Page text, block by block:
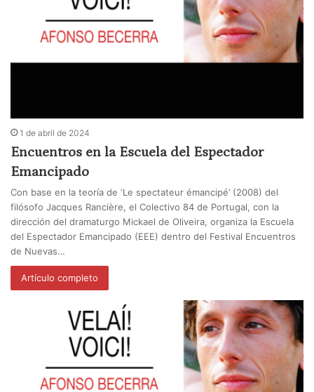
1 de abril de 2024
Encuentros en la Escuela del Espectador
Emancipado
Con base en la teoría de ‘Le spectateur émancipé’ (2008) del
filósofo Jacques Rancière, el Colectivo 84 de Portugal, con la
dirección del dramaturgo Mickael de Oliveira, organiza la Escuela
del Espectador Emancipado (EEE) dentro del Festival Encuentros
de Nuevas…
Artículo completo